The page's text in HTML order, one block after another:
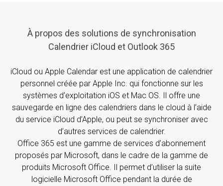
À propos des solutions de synchronisation
Calendrier iCloud et Outlook 365
iCloud ou Apple Calendar est une application de calendrier
personnel créée par Apple Inc. qui fonctionne sur les
systèmes d’exploitation iOS et Mac OS. Il offre une
sauvegarde en ligne des calendriers dans le cloud à l’aide
du service iCloud d’Apple, ou peut se synchroniser avec
d’autres services de calendrier.
Office 365 est une gamme de services d’abonnement
proposés par Microsoft, dans le cadre de la gamme de
produits Microsoft Office. Il permet d’utiliser la suite
logicielle Microsoft Office pendant la durée de